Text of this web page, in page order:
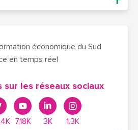
économique du Sud
en temps réel
sur les réseaux sociaux
7,18K 3K 1.3K